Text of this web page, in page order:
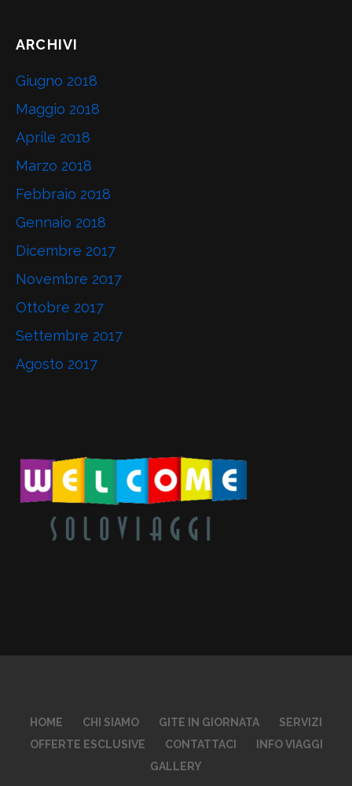
ARCHIVI
Giugno 2018
Maggio 2018
Aprile 2018
Marzo 2018
Febbraio 2018
Gennaio 2018
Dicembre 2017
Novembre 2017
Ottobre 2017
Settembre 2017
Agosto 2017
HOME CHI SIAMO GITE IN GIORNATA
SERVIZI
OFFERTE ESCLUSIVE
CONTATTACI
INFO VIAGGI
GALLERY